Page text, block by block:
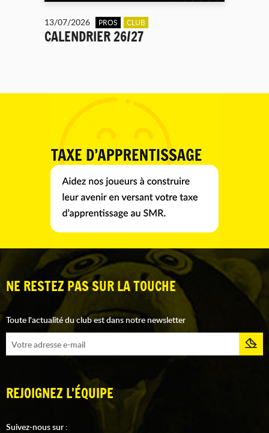
13/07/2026 PROS CLUB
CALENDRIER 26/27
NE RESTEZ PAS SUR LA TOUCHE
Toute l'actualité du club est dans notre newsletter
REJOIGNEZ L'ÉQUIPE
Suivez-nous sur :